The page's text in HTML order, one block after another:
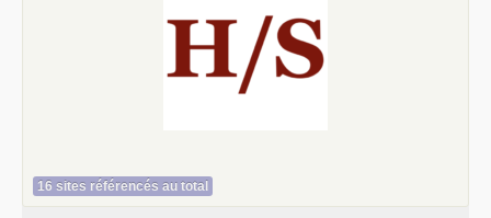
16 sites référencés au total